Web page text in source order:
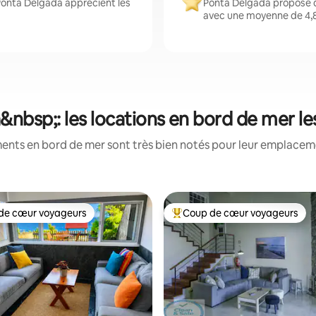
Delgada apprécient les
Ponta Delgada propose
avec une moyenne de
les locations en bord de mer
en bord de mer sont très bien notés pour leur
cœur voyageurs les plus appréciés
cœur voyageurs Coups de cœur voyageurs les
Coup de cœur voyageurs